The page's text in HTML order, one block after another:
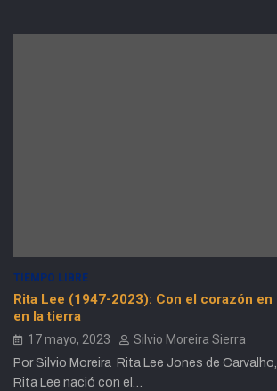
TIEMPO LIBRE
Rita Lee (1947-2023): Con el corazón
en la tierra
17 mayo, 2023 Silvio Moreira Sierra
Por Silvio Moreira Rita Lee Jones de
Rita Lee nació con el…